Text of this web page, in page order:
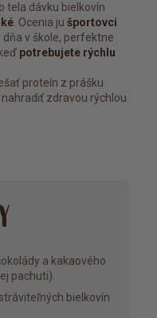
tela dávku bielkovín
. Ocenia ju športovci
v škole, perfektne
potrebujete rýchlu
proteín z prášku
zdravou rýchlou
a kakaového
pachuti).
bielkovín